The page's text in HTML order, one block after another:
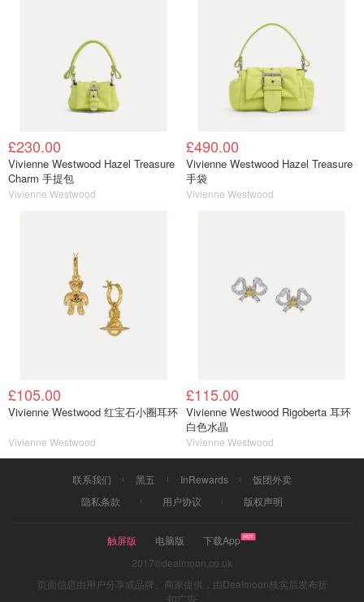
£230.00
Vivienne Westwood Hazel Treasure
Charm 手提包
Vivienne Westwood
£490.00
Vivienne Westwood Hazel Treasure
手袋
Vivienne Westwood
£105.00
Vivienne Westwood 红宝石小圈耳环
Vivienne Westwood
£115.00
Vivienne Westwood Rigoberta 耳环
白色水晶
Vivienne Westwood
联系我们 黑五 InRewards
饭团外卖
隐私条款
用户协议 版权声明
触屏版 电脑版
下载App
2017©dealmoon.co.uk
页面信息由用户分享或品牌、商家提供，由Dealmoon核实后发布折
扣广告